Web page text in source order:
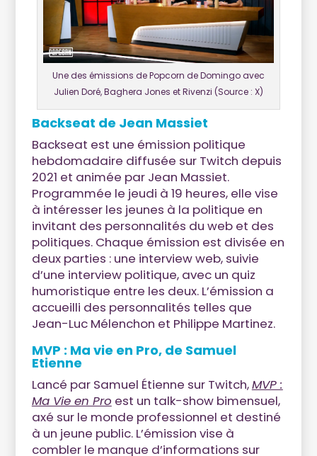
Une des émissions de Popcorn de Domingo avec
Julien Doré, Baghera Jones et Rivenzi (Source : X)
Backseat de Jean Massiet
Backseat est une émission politique
hebdomadaire diffusée sur Twitch depuis
2021 et animée par Jean Massiet.
Programmée le jeudi à 19 heures, elle vise
à intéresser les jeunes à la politique en
invitant des personnalités du web et des
politiques. Chaque émission est divisée en
deux parties : une interview web, suivie
d’une interview politique, avec un quiz
humoristique entre les deux. L’émission a
accueilli des personnalités telles que
Jean-Luc Mélenchon et Philippe Martinez.
MVP : Ma vie en Pro, de Samuel
Etienne
Lancé par Samuel Étienne sur Twitch,MVP :
Ma Vie en Pro est un talk-show bimensuel,
axé sur le monde professionnel et destiné
à un jeune public. L’émission vise à
combler le manque d’informations sur